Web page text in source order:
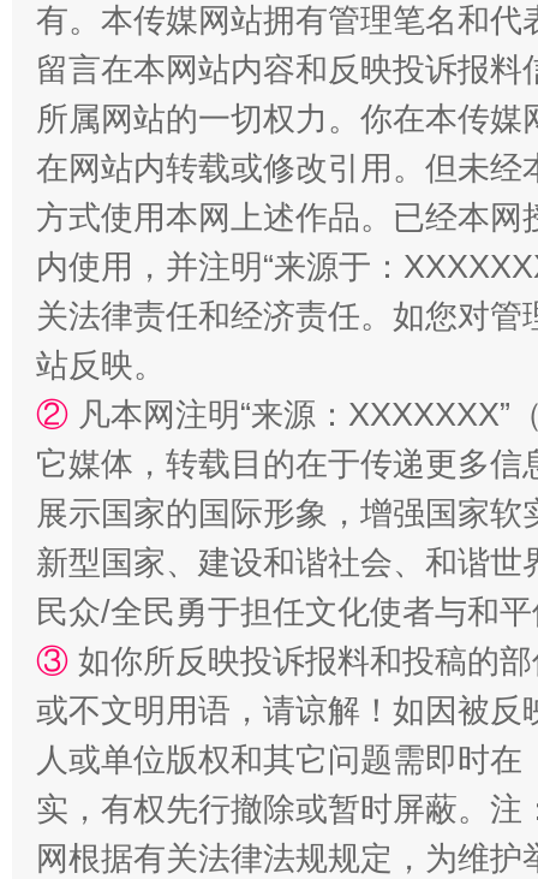
阿坝州三大球赛在茂县开幕 规模
国家大学科技园优化重塑工作
有。本传媒网站拥有管理笔名和
留言在本网站内容和反映投诉报
所属网站的一切权力。你在本传
在网站内转载或修改引用。但未
方式使用本网上述作品。已经本
内使用，并注明“来源于：
关法律责任和经济责任。如您对
站反映。
② 凡本网注明“来源：
它媒体，转载目的在于传递更多
展示国家的国际形象，增强国家
新型国家、建设和谐社会、和谐
民众/全民勇于担任文化使者与和
③ 如你所反映投诉报料和投稿的
或不文明用语，请谅解！如因被
人或单位版权和其它问题需即时在
实，有权先行撤除或暂时屏蔽。
网根据有关法律法规规定，为维